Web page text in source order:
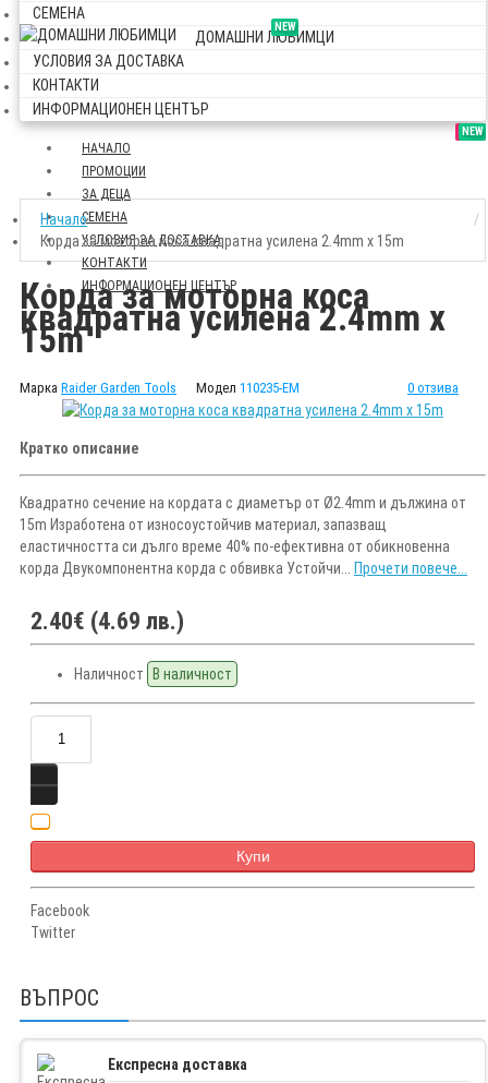
СЕМЕНА
NEW
ДОМАШНИ ЛЮБИМЦИ
УСЛОВИЯ ЗА ДОСТАВКА
КОНТАКТИ
ИНФОРМАЦИОНЕН ЦЕНТЪР
НАЧАЛО
SALE
ПРОМОЦИИ
NEW
ЗА ДЕЦА
СЕМЕНА
УСЛОВИЯ ЗА ДОСТАВКА
КОНТАКТИ
ИНФОРМАЦИОНЕН ЦЕНТЪР
Начало
Корда за моторна коса квадратна усилена 2.4mm х 15m
Корда за моторна коса
квадратна усилена 2.4mm х
15m
Марка Raider Garden Tools Модел 110235-EM 0 отзива
Кратко описание
Квадратно сечение на кордата с диаметър от Ø2.4mm и дължина от
15m Изработена от износоустойчив материал, запазващ
еластичността си дълго време 40% по-ефективна от обикновенна
корда Двукомпонентна корда с обвивка Устойчи... Прочети повече...
2.40€ (4.69 лв.)
Наличност В наличност
Купи
Facebook
Twitter
ВЪПРОС
Експресна доставка